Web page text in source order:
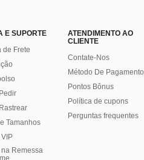
E SUPORTE
de Frete
Tamanhos
Remessa
ATENDIMENTO AO
CLIENTE
Contate-Nos
Método De Pagamento
Pontos Bônus
Política de cupons
Perguntas frequentes